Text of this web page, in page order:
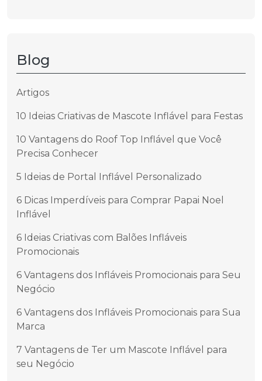
Blog
Artigos
10 Ideias Criativas de Mascote Inflável para Festas
10 Vantagens do Roof Top Inflável que Você
Precisa Conhecer
5 Ideias de Portal Inflável Personalizado
6 Dicas Imperdíveis para Comprar Papai Noel
Inflável
6 Ideias Criativas com Balões Infláveis
Promocionais
6 Vantagens dos Infláveis Promocionais para Seu
Negócio
6 Vantagens dos Infláveis Promocionais para Sua
Marca
7 Vantagens de Ter um Mascote Inflável para
seu Negócio